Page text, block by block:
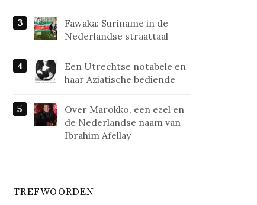
Fawaka: Suriname in de
Nederlandse straattaal
Een Utrechtse notabele en
haar Aziatische bediende
Over Marokko, een ezel en
de Nederlandse naam van
Ibrahim Afellay
TREFWOORDEN